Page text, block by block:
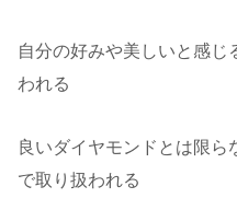
自分の好みや美しいと感
われる
良いダイヤモンドとは限ら
で取り扱われる